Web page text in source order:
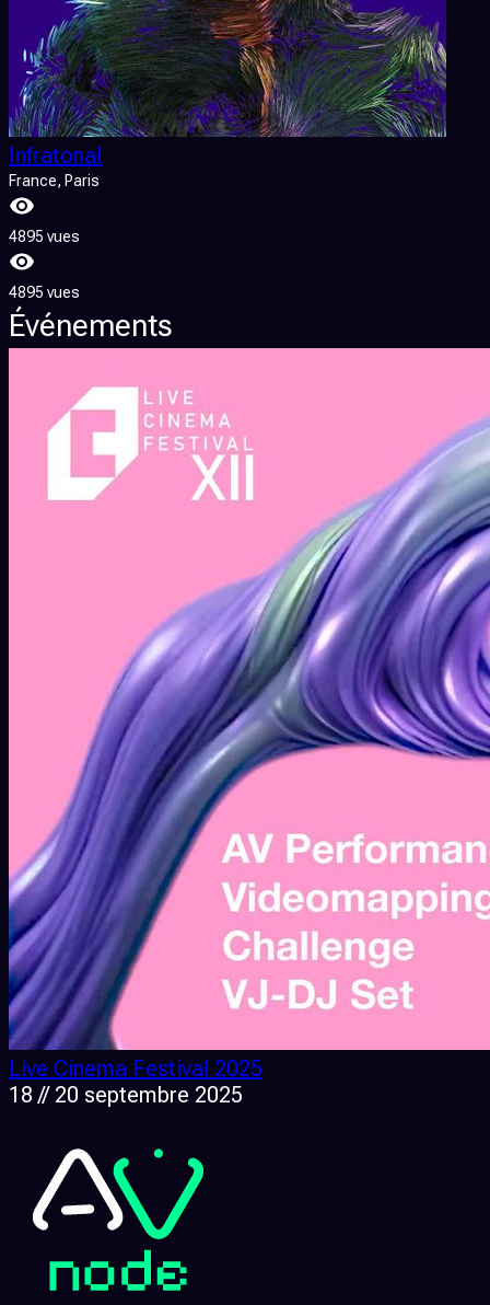
Infratonal
France, Paris
4895 vues
4895 vues
Événements
Live Cinema Festival 2025
18 // 20 septembre 2025